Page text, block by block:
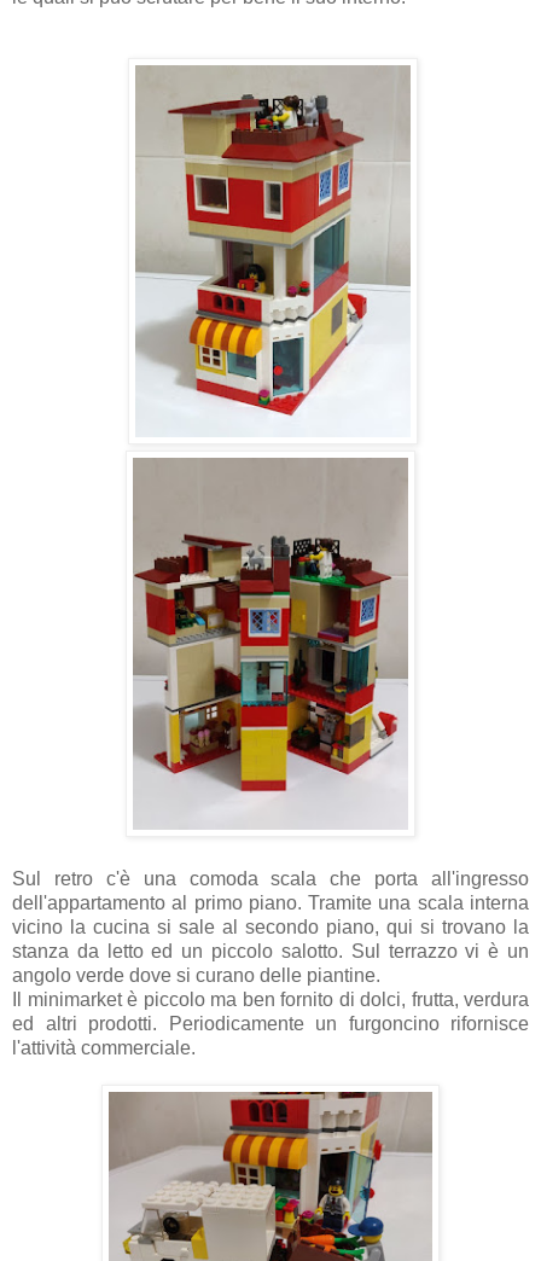
Sul retro c'è una comoda scala che porta all'ingresso
dell'appartamento al primo piano. Tramite una scala interna
vicino la cucina si sale al secondo piano, qui si trovano la
stanza da letto ed un piccolo salotto. Sul terrazzo vi è un
angolo verde dove si curano delle piantine.
Il minimarket è piccolo ma ben fornito di dolci, frutta, verdura
ed altri prodotti. Periodicamente un furgoncino rifornisce
l'attività commerciale.